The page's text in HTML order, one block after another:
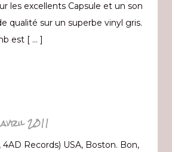
les excellents Capsule et un son
qualité sur un superbe vinyl gris.
est [ … ]
2011
4AD Records) USA, Boston. Bon,